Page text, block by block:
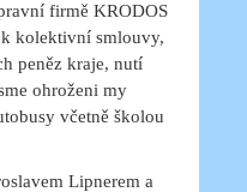
firmě KRODOS
kolektivní smlouvy,
peněz kraje, nutí
ohroženi my
včetně školou
Lipnerem a